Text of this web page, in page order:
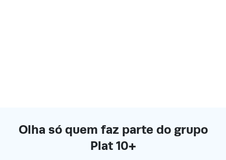
Olha só quem faz parte do grupo
Plat 10+